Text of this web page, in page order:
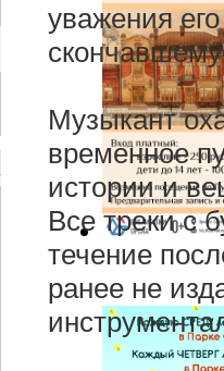
уважения
Музыкант
временное
истории и
Все треки с
течение
ранее не